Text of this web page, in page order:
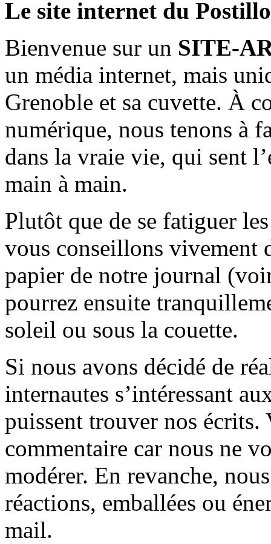
Le site internet du
Bienvenue sur un SITE-
un média internet, mais
Grenoble et sa cuvette. À
numérique, nous tenons à
dans la vraie vie, qui sent
main à main.
Plutôt que de se fatiguer
vous conseillons vivement
papier de notre journal
pourrez ensuite
soleil ou sous la couette.
Si nous avons décidé de
internautes s’intéressant
puissent trouver nos écrits.
commentaire car nous ne
modérer. En revanche,
réactions, emballées ou
mail.